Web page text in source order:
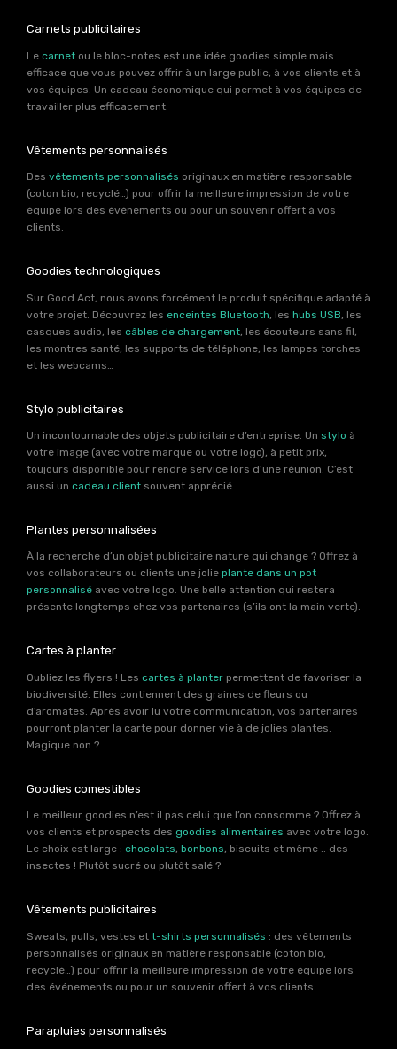
Carnets publicitaires
Le carnet ou le bloc-notes est une idée goodies simple mais
efficace que vous pouvez offrir à un large public, à vos clients et à
vos équipes. Un cadeau économique qui permet à vos équipes de
travailler plus efficacement.
Vêtements personnalisés
Des vêtements personnalisés originaux en matière responsable
(coton bio, recyclé…) pour offrir la meilleure impression de votre
équipe lors des événements ou pour un souvenir offert à vos
clients.
Goodies technologiques
Sur Good Act, nous avons forcément le produit spécifique adapté à
votre projet. Découvrez les enceintes Bluetooth , les hubs USB , les
casques audio, les câbles de chargement , les écouteurs sans fil,
les montres santé, les supports de téléphone, les lampes torches
et les webcams…
Stylo publicitaires
Un incontournable des objets publicitaire d’entreprise. Un stylo à
votre image (avec votre marque ou votre logo), à petit prix,
toujours disponible pour rendre service lors d’une réunion. C’est
aussi un cadeau client souvent apprécié.
Plantes personnalisées
À la recherche d’un objet publicitaire nature qui change ? Offrez à
vos collaborateurs ou clients une jolie plante dans un pot
personnalisé avec votre logo. Une belle attention qui restera
présente longtemps chez vos partenaires (s’ils ont la main verte).
Cartes à planter
Oubliez les flyers ! Les cartes à planter permettent de favoriser la
biodiversité. Elles contiennent des graines de fleurs ou
d’aromates. Après avoir lu votre communication, vos partenaires
pourront planter la carte pour donner vie à de jolies plantes.
Magique non ?
Goodies comestibles
Le meilleur goodies n’est il pas celui que l’on consomme ? Offrez à
vos clients et prospects des goodies alimentaires avec votre logo.
Le choix est large : chocolats, bonbons, biscuits et même .. des
insectes ! Plutôt sucré ou plutôt salé ?
Vêtements publicitaires
Sweats, pulls, vestes et t-shirts personnalisés : des vêtements
personnalisés originaux en matière responsable (coton bio,
recyclé…) pour offrir la meilleure impression de votre équipe lors
des événements ou pour un souvenir offert à vos clients.
Parapluies personnalisés